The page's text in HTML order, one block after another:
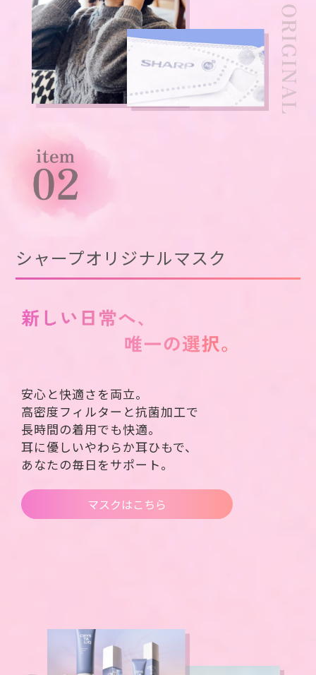
シャープオリジナルマスク
安心と快適さを両立。
高密度フィルターと抗菌加工で
長時間の着用でも快適。
耳に優しいやわらか耳ひもで、
あなたの毎日をサポート。
マスクはこちら